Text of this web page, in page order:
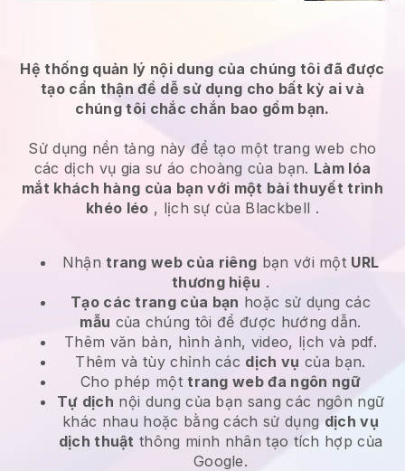
Hệ thống quản lý nội dung của chúng tôi đã được
tạo cẩn thận để dễ sử dụng cho bất kỳ ai và
chúng tôi chắc chắn bao gồm bạn.
Sử dụng nền tảng này để tạo một trang web cho
cácdịch vụ gia sư áo choàng của bạn. Làm lóa
mắt khách hàng của bạn với một bài thuyết trình
khéo léo , lịch sự của Blackbell .
Nhậntrang web của riêng bạn với một URL
thương hiệu .
Tạo các trang của bạn hoặc sử dụng các
mẫu của chúng tôi để được hướng dẫn.
Thêm văn bản, hình ảnh, video, lịch và pdf.
Thêm và tùy chỉnh các dịch vụ của bạn.
Cho phép mộttrang web đa ngôn ngữ
Tự dịch nội dung của bạn sang các ngôn ngữ
khác nhau hoặc bằng cách sử dụng dịch vụ
dịch thuật thông minh nhân tạo tích hợp của
Google.